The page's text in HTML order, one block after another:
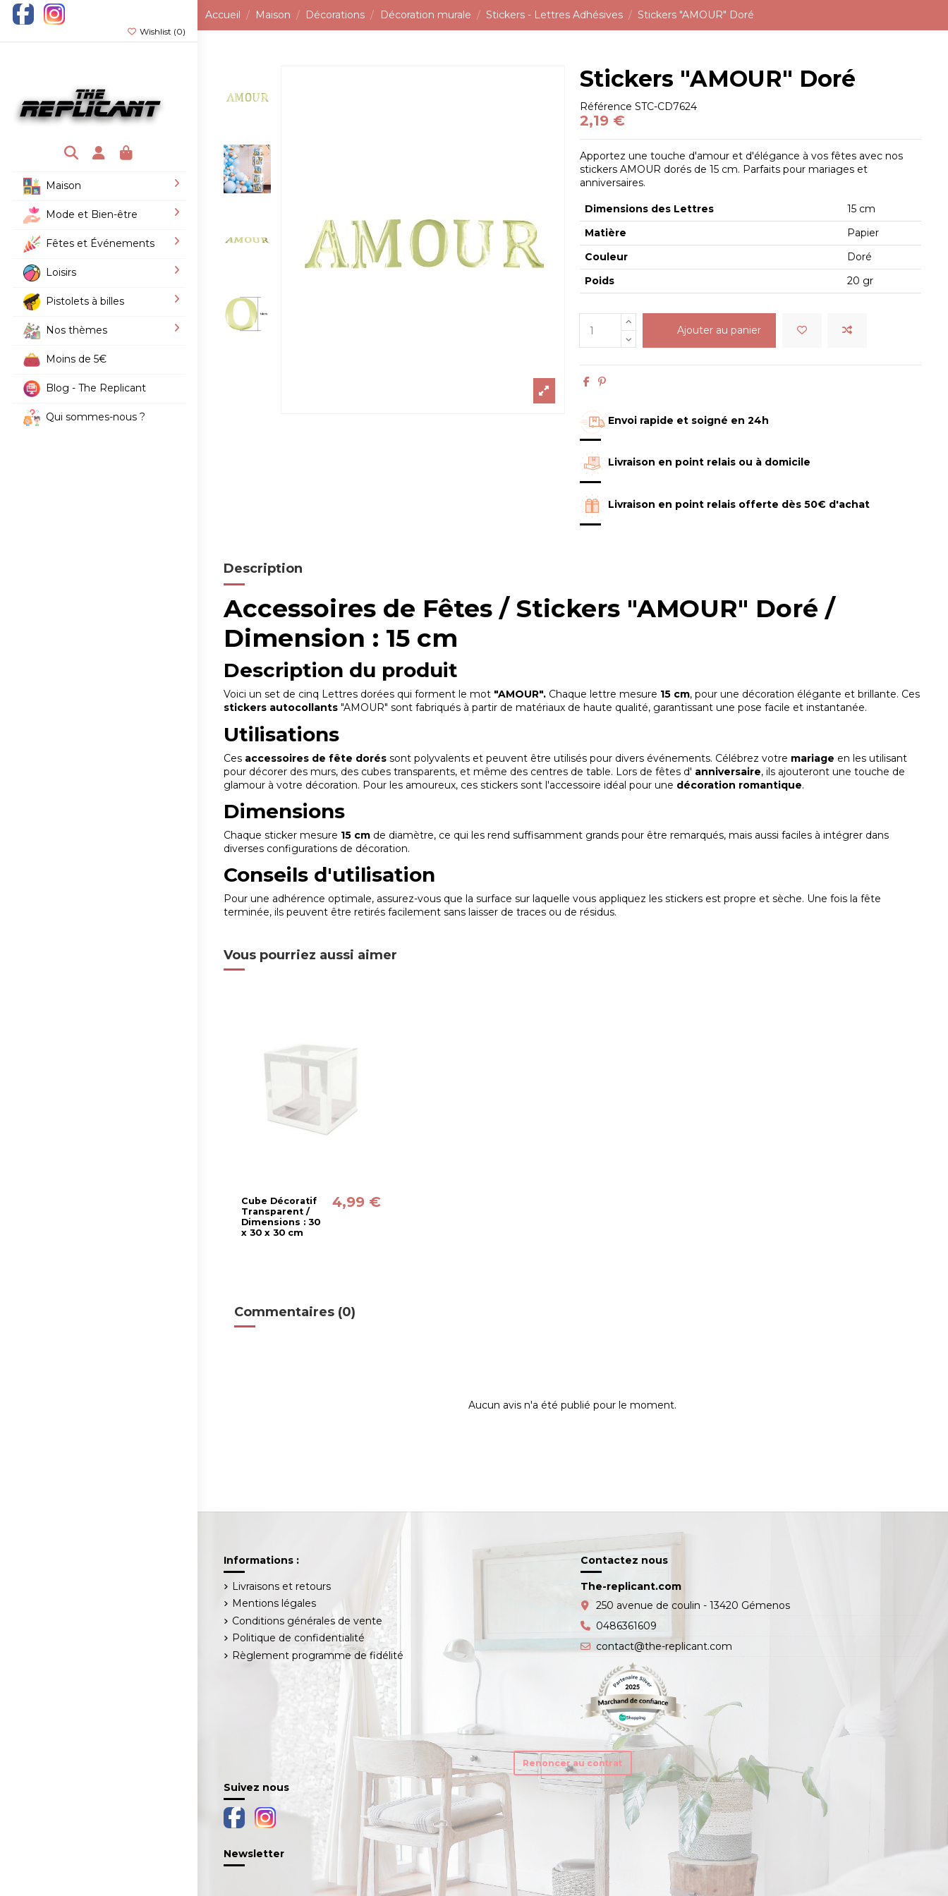
Wishlist (0)
Maison
Mode et Bien-être
Fêtes et Événements
Loisirs
Pistolets à billes
Nos thèmes
Moins de 5€
Blog - The Replicant
Qui sommes-nous ?
Accueil Maison Décorations Décoration murale Stickers - Lettres Adhésives Stickers "AMOUR" Doré
Stickers "AMOUR" Doré
Référence STC-CD7624
2,19 €
Apportez une touche d'amour et d'élégance à vos fêtes avec nos
stickers AMOUR dorés de 15 cm. Parfaits pour mariages et
anniversaires.
Dimensions des Lettres
15 cm
Matière
Papier
Couleur
Doré
Poids
20 gr
Ajouter au panier
Envoi rapide et soigné en 24h
Livraison en point relais ou à domicile
Livraison en point relais offerte dès 50€ d'achat
Description
Accessoires de Fêtes / Stickers "AMOUR" Doré /
Dimension : 15 cm
Description du produit
Voici un set de cinq Lettres dorées qui forment le mot "AMOUR". Chaque lettre mesure 15 cm, pour une décoration élégante et brillante. Ces
stickers autocollants "AMOUR" sont fabriqués à partir de matériaux de haute qualité, garantissant une pose facile et instantanée.
Utilisations
Ces accessoires de fête dorés sont polyvalents et peuvent être utilisés pour divers événements. Célébrez votre mariage en les utilisant
pour décorer des murs, des cubes transparents, et même des centres de table. Lors de fêtes d' anniversaire, ils ajouteront une touche de
glamour à votre décoration. Pour les amoureux, ces stickers sont l'accessoire idéal pour une décoration romantique.
Dimensions
Chaque sticker mesure 15 cm de diamètre, ce qui les rend suffisamment grands pour être remarqués, mais aussi faciles à intégrer dans
diverses configurations de décoration.
Conseils d'utilisation
Pour une adhérence optimale, assurez-vous que la surface sur laquelle vous appliquez les stickers est propre et sèche. Une fois la fête
terminée, ils peuvent être retirés facilement sans laisser de traces ou de résidus.
Vous pourriez aussi aimer
Cube Décoratif
Transparent /
Dimensions : 30
x 30 x 30 cm
4,99 €
Commentaires (0)
Aucun avis n'a été publié pour le moment.
Informations :
Livraisons et retours
Mentions légales
Conditions générales de vente
Politique de confidentialité
Règlement programme de fidélité
Contactez nous
The-replicant.com
250 avenue de coulin - 13420 Gémenos
0486361609
contact@the-replicant.com
Renoncer au contrat
Suivez nous
Newsletter